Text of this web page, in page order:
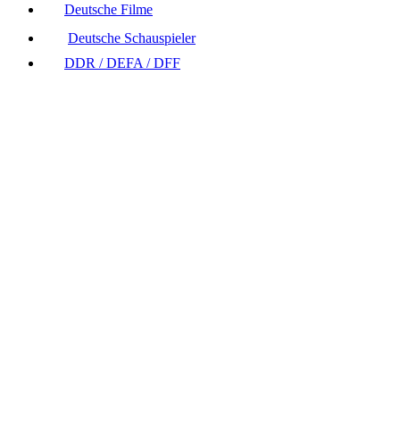
Deutsche Filme
Deutsche Schauspieler
DDR / DEFA / DFF